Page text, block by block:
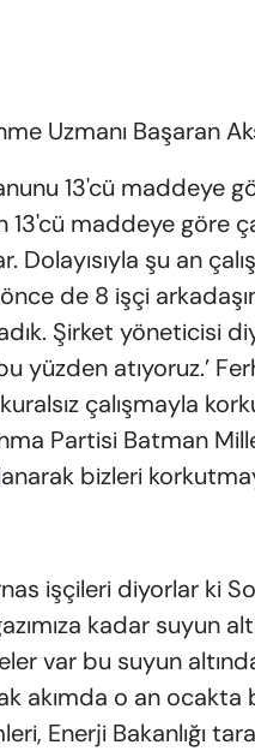
Uzmanı Başaran
13'cü maddeye
maddeye göre
Dolayısıyla şu an
de 8 işçi
Şirket yöneticisi
yüzden atıyoruz.’
çalışmayla
Partisi Batman
bizleri
işçileri diyorlar ki
kadar suyun
var bu suyun
akımda o an ocakta
Enerji Bakanlığı